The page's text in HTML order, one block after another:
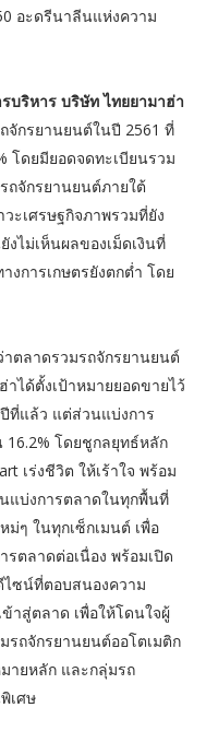
อะดรีนาลีนแห่งความ
บริหาร บริษัท ไทยยามาฮ่า
จักรยานยนต์ในปี 2561 ที่
โดยมียอดจดทะเบียนรวม
ถจักรยานยนต์ภายใต้
ะเศรษฐกิจภาพรวมที่ยัง
ไม่เห็นผลของเม็ดเงินที่
งการเกษตรยังตกต่ำ โดย
ตลาดรวมรถจักรยานยนต์
ได้ตั้งเป้าหมายยอดขายไว้
ที่แล้ว แต่ส่วนแบ่งการ
16.2% โดยชูกลยุทธ์หลัก
เร่งชีวิต ให้เร้าใจ พร้อม
แบ่งการตลาดในทุกพื้นที่
ม่ๆ ในทุกเซ็กเมนต์ เพื่อ
ตลาดต่อเนื่อง พร้อมเปิด
ซน์ที่ตอบสนองความ
าสู่ตลาด เพื่อให้โดนใจผู้
รถจักรยานยนต์ออโตเมติก
ายหลัก และกลุ่มรถ
เศษ